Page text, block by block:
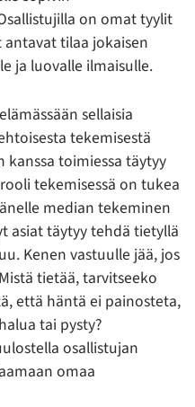
on omat tyylit
tilaa jokaisen
ja luovalle ilmaisulle.
sellaisia
tekemisestä
kanssa toimiessa täytyy
tekemisessä on tukea
median tekeminen
asiat täytyy tehdä tietyllä
Kenen vastuulle jää, jos
tietää, tarvitseeko
että häntä ei painosteta,
tai pysty?
osallistujan
omaa